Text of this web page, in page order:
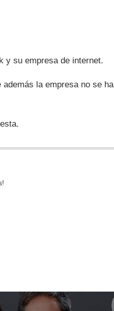
y su empresa de internet.
la empresa no se ha